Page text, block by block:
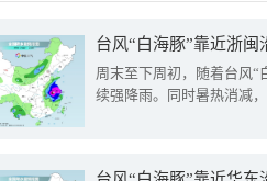
台风“白海豚”靠近浙
周末至下周初，随着台风“
续强降雨。同时暑热消减